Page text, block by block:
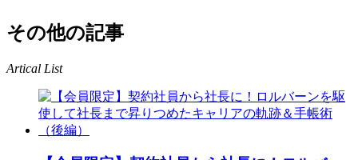
その他の記事
Artical List